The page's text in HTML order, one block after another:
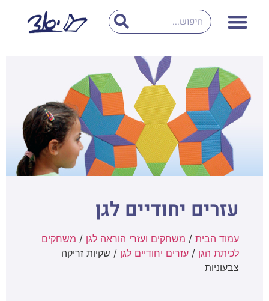
עזרים יחודיים לגן
עמוד הבית / משחקים ועזרי הוראה לגן / משחקים
לכיתת הגן / עזרים יחודיים לגן / שקיות זריקה
צבעוניות